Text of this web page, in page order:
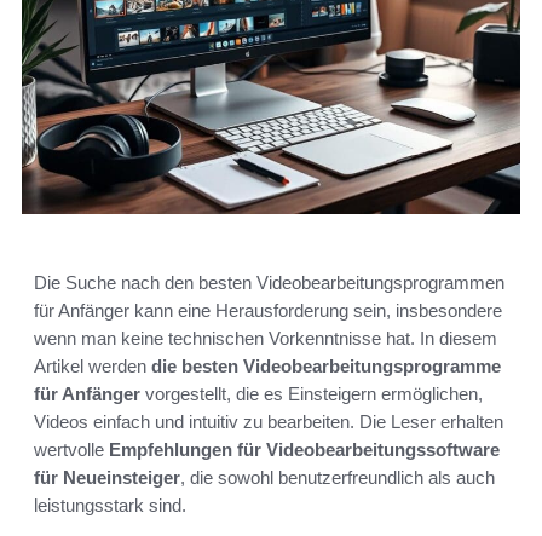
Die Suche nach den besten Videobearbeitungsprogrammen
für Anfänger kann eine Herausforderung sein, insbesondere
wenn man keine technischen Vorkenntnisse hat. In diesem
Artikel werden die besten Videobearbeitungsprogramme
für Anfänger vorgestellt, die es Einsteigern ermöglichen,
Videos einfach und intuitiv zu bearbeiten. Die Leser erhalten
wertvolle Empfehlungen für Videobearbeitungssoftware
für Neueinsteiger, die sowohl benutzerfreundlich als auch
leistungsstark sind.